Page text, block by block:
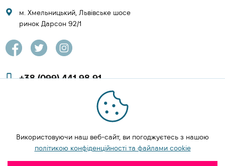
м. Хмельницький, Львівське шосе
ринок Дарсон 92/1
+38 (099) 441 98 91
+38 (097) 423 08 00
zachesa86@gmail.com
ЗАМОВИТИ ДЗВІНОК
Використовуючи наш веб-сайт, ви погоджуєтесь з нашою
політикою конфіденційності та файлами cookie